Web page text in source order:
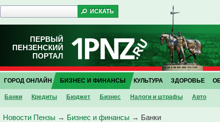
ПЕРВЫЙ
ПЕНЗЕНСКИЙ
ПОРТАЛ
ГОРОД ОНЛАЙН БИЗНЕС И ФИНАНСЫ
Банки Кредиты Бюджет Бизнес Налоги и штрафы Авто
КУЛЬТУРА ЗДОРОВЬЕ
Новости Пензы → Бизнес и финансы → Банки